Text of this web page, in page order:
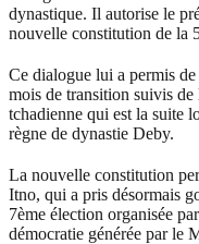
dynastique. Il autorise le
nouvelle constitution de la
Ce dialogue lui a permis
mois de transition suivis
tchadienne qui est la suite
règne de dynastie Deby.
La nouvelle constitution
Itno, qui a pris désormais
7ème élection organisée
démocratie générée par le